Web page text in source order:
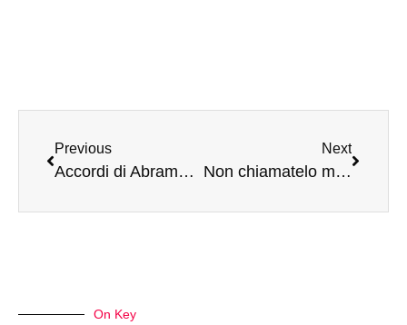
Previous
Accordi di Abramo, folgorati sulla via di Damasco: così la corsa alla ricostruzione in Siria può far fallire la normalizzazione tra Israele e gli Stati arabi
Next
Non chiamatelo maltempo: l’alluvione in Emilia Romagna è una conseguenza della crisi climatica
On Key